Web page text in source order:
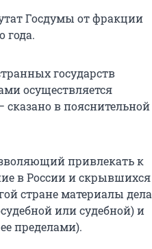
Госдумы от фракции
года.
государств
осуществляется
сказано в пояснительной
привлекать к
в России и скрывшихся
стране материалы дела
или судебной) и
пределами).